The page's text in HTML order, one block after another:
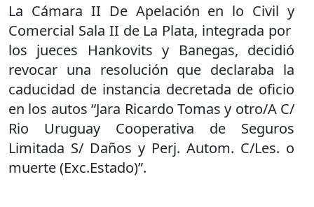
La Cámara II De Apelación en lo Civil y
Comercial Sala II de La Plata, integrada por
los jueces Hankovits y Banegas, decidió
revocar una resolución que declaraba la
caducidad de instancia decretada de oficio
en los autos “Jara Ricardo Tomas y otro/A C/
Rio Uruguay Cooperativa de Seguros
Limitada S/ Daños y Perj. Autom. C/Les. o
muerte (Exc.Estado)”.